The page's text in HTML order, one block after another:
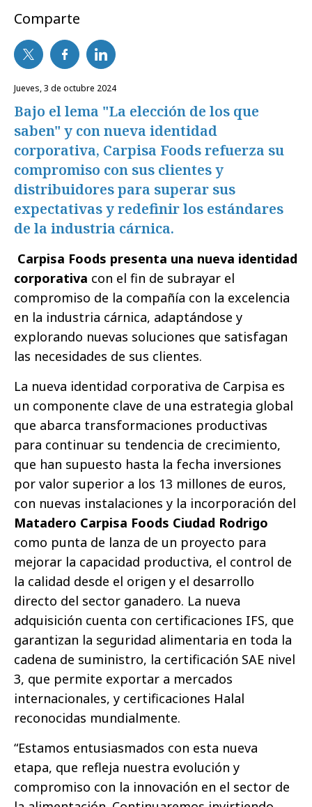
Comparte
jueves, 3 de octubre 2024
Bajo el lema "La elección de los que
saben" y con nueva identidad
corporativa, Carpisa Foods refuerza su
compromiso con sus clientes y
distribuidores para superar sus
expectativas y redefinir los estándares
de la industria cárnica.
Carpisa Foods presenta una nueva identidad
corporativa con el fin de subrayar el
compromiso de la compañía con la excelencia
en la industria cárnica, adaptándose y
explorando nuevas soluciones que satisfagan
las necesidades de sus clientes.
La nueva identidad corporativa de Carpisa es
un componente clave de una estrategia global
que abarca transformaciones productivas
para continuar su tendencia de crecimiento,
que han supuesto hasta la fecha inversiones
por valor superior a los 13 millones de euros,
con nuevas instalaciones y la incorporación del
Matadero Carpisa Foods Ciudad Rodrigo
como punta de lanza de un proyecto para
mejorar la capacidad productiva, el control de
la calidad desde el origen y el desarrollo
directo del sector ganadero. La nueva
adquisición cuenta con certificaciones IFS, que
garantizan la seguridad alimentaria en toda la
cadena de suministro, la certificación SAE nivel
3, que permite exportar a mercados
internacionales, y certificaciones Halal
reconocidas mundialmente.
“Estamos entusiasmados con esta nueva
etapa, que refleja nuestra evolución y
compromiso con la innovación en el sector de